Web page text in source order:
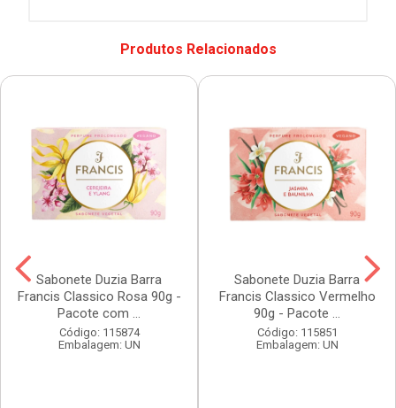
Produtos Relacionados
Sabonete Duzia Barra
Francis Classico Rosa 90g -
Pacote com ...
Código: 115874
Embalagem: UN
Sabonete Duzia Barra
Francis Classico Vermelho
90g - Pacote ...
Código: 115851
Embalagem: UN